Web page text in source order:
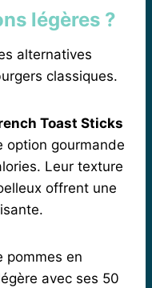
légères ?
alternatives
classiques.
Toast Sticks
option gourmande
Leur texture
offrent une
pommes en
avec ses 50